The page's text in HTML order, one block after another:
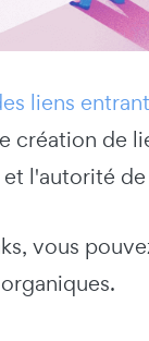
liens
création de
l'autorité
vous